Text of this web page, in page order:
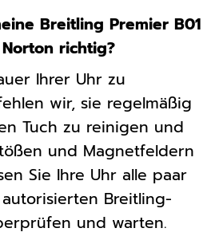
Breitling Premier B01
richtig?
Ihrer Uhr zu
wir, sie regelmäßig
Tuch zu reinigen und
und Magnetfeldern
Sie Ihre Uhr alle paar
Breitling-
und warten.